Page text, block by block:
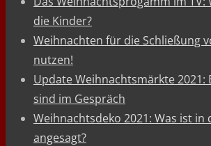
die Kinder?
Weihnachten für die Schließung
nutzen!
Update Weihnachtsmärkte 2021:
sind im Gespräch
Weihnachtsdeko 2021: Was ist in
angesagt?